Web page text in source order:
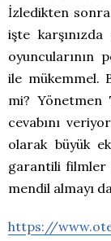
İzledikten sonra
işte
oyuncularının
ile mükemmel.
mi? Yönetmen
cevabını
olarak büyük
garantili filmler
mendil almayı
https://